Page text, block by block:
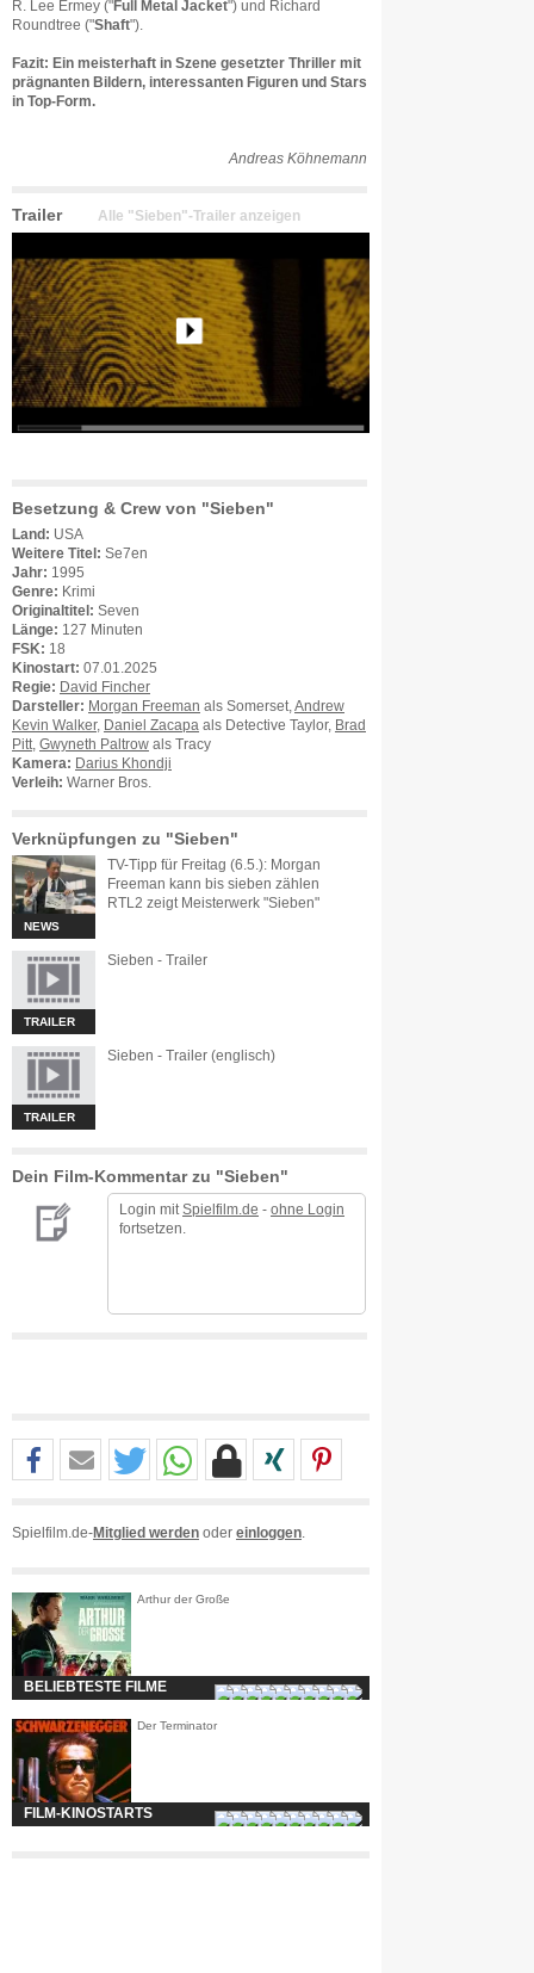
R. Lee Ermey ("Full Metal Jacket") und Richard
Roundtree ("Shaft").
Fazit: Ein meisterhaft in Szene gesetzter Thriller mit
prägnanten Bildern, interessanten Figuren und Stars
in Top-Form.
Andreas Köhnemann
Trailer Alle "Sieben"-Trailer anzeigen
Besetzung & Crew von "Sieben"
Land: USA
Weitere Titel: Se7en
Jahr: 1995
Genre: Krimi
Originaltitel: Seven
Länge: 127 Minuten
FSK: 18
Kinostart: 07.01.2025
Regie: David Fincher
Darsteller: Morgan Freeman als Somerset, Andrew
Kevin Walker, Daniel Zacapa als Detective Taylor, Brad
Pitt Gwyneth Paltrow als Tracy
Kamera: Darius Khondji
Verleih: Warner Bros.
Verknüpfungen zu "Sieben"
NEWS
TV-Tipp für Freitag (6.5.): Morgan
Freeman kann bis sieben zählen
RTL2 zeigt Meisterwerk "Sieben"
TRAILER
Sieben - Trailer
TRAILER
Sieben - Trailer (englisch)
Dein Film-Kommentar zu "Sieben"
Login mit Spielfilm.de - ohne Login
fortsetzen.
Spielfilm.de-Mitglied werden oder einloggen
Arthur der Große
BELIEBTESTE FILME
Der Terminator
FILM-KINOSTARTS